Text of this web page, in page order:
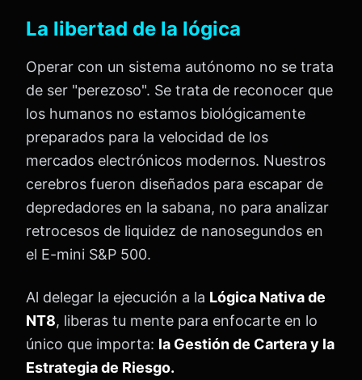
La libertad de la lógica
Operar con un sistema autónomo no se trata
de ser "perezoso". Se trata de reconocer que
los humanos no estamos biológicamente
preparados para la velocidad de los
mercados electrónicos modernos. Nuestros
cerebros fueron diseñados para escapar de
depredadores en la sabana, no para analizar
retrocesos de liquidez de nanosegundos en
el E-mini S&P 500.
Al delegar la ejecución a la Lógica Nativa de
NT8, liberas tu mente para enfocarte en lo
único que importa: la Gestión de Cartera y la
Estrategia de Riesgo.